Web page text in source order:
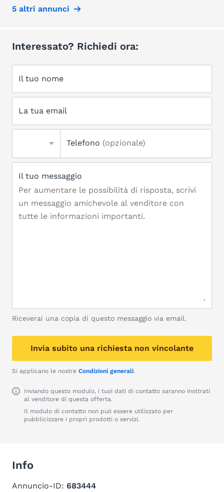
5 altri annunci
Interessato? Richiedi ora:
Il tuo nome
La tua email
Telefono (opzionale)
Il tuo messaggio
Riceverai una copia di questo messaggio via email.
Invia subito una richiesta non vincolante
Si applicano le nostre Condizioni generali.
Inviando questo modulo, i tuoi dati di contatto saranno inoltrati
al venditore di questa offerta.
Il modulo di contatto non può essere utilizzato per
pubblicizzare i propri prodotti o servizi.
Info
Annuncio-ID: 683444